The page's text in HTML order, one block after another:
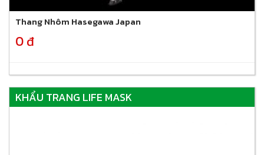
Thang Nhôm Hasegawa Japan
0 đ
KHẨU TRANG LIFE MASK